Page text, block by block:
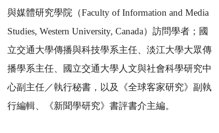
與媒體研究學院（Faculty of Information and Media
Studies, Western University, Canada）訪問學者；國
立交通大學傳播與科技學系主任、淡江大學大眾傳
播學系主任、國立交通大學人文與社會科學研究中
心副主任／執行秘書，以及《全球客家研究》副執
行編輯、《新聞學研究》書評書介主編。